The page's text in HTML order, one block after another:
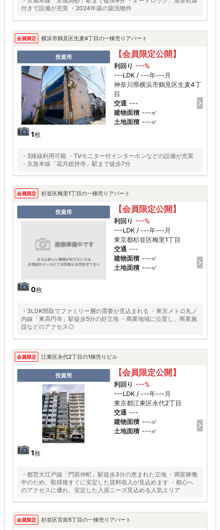
付きで設備が充実 ・2024年築の築浅物件
会員限定 横浜市鶴見区生麦4丁目の一棟売りアパート
投資用
1枚
【会員限定公開】
利回り ---%
---LDK / ---年---月
神奈川県横浜市鶴見区生麦4丁
目
交通 ---
建物面積 ---㎡
土地面積 ---㎡
・3路線利用可能 ・TVモニター付インターホンなどの設備が充実
・京急本線「花月総持寺」駅まで徒歩7分
会員限定 杉並区梅里1丁目の一棟売りアパート
投資用
0枚
【会員限定公開】
利回り ---%
---LDK / ---年---月
東京都杉並区梅里1丁目
交通 ---
建物面積 ---㎡
土地面積 ---㎡
・3LDK間取でファミリー層の需要が見込まれる ・東京メトロ丸ノ
内線「東高円寺」駅徒歩5分の好立地 ・商業地域に位置し、商業施
設などのアクセス◎
会員限定 江東区永代2丁目の1棟売りビル
投資用
1枚
【会員限定公開】
利回り ---%
---LDK / ---年---月
東京都江東区永代2丁目
交通 ---
建物面積 ---㎡
土地面積 ---㎡
・都営大江戸線「門前仲町」駅徒歩3分の恵まれた立地 ・満室稼働
中のため、取得後すぐに安定した賃料収入が見込めます ・都心へ
のアクセスに優れ、安定した入居ニーズ見込める人気エリア
会員限定 杉並区宮前5丁目の一棟売りアパート